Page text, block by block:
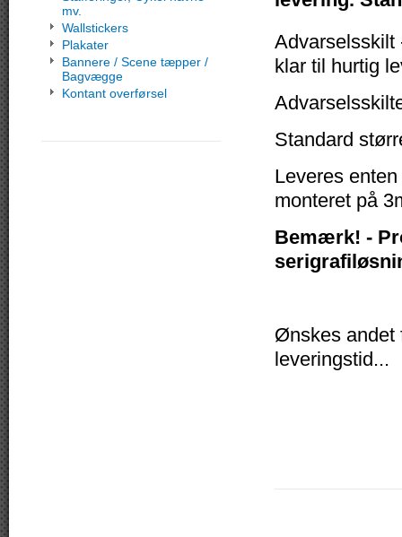
mv.
Wallstickers
Plakater
Bannere / Scene tæpper /
Bagvægge
Kontant overførsel
Advarselsskilt
klar til hurtig
Standard
Leveres
monteret på
Bemærk! -
Ønskes andet
leveringstid...